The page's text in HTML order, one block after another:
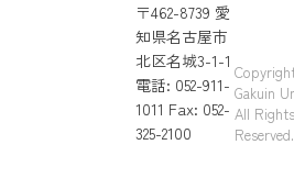
〒462-8739 愛
知県名古屋市
北区名城3-1-1
電話: 052-911-
1011 Fax: 052-
325-2100
Gakuin
All Rights
Reserved.